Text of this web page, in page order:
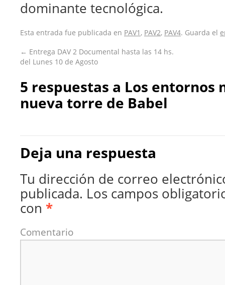
dominante tecnológica.
Esta entrada fue publicada en PAV1 , PAV2, PAV4. Guarda el
← Entrega DAV 2 Documental hasta las 14 hs.
del Lunes 10 de Agosto
5 respuestas a Los entornos
nueva torre de Babel
Deja una respuesta
Tu dirección de correo
publicada. Los campos
con *
Comentario